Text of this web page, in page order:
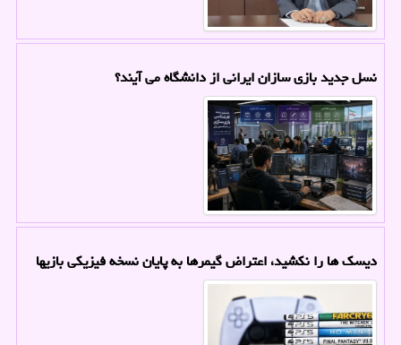
نسل جدید بازی سازان ایرانی از دانشگاه می آیند؟
دیسک ها را نکشید، اعتراض گیمرها به پایان نسخه فیزیکی بازیها